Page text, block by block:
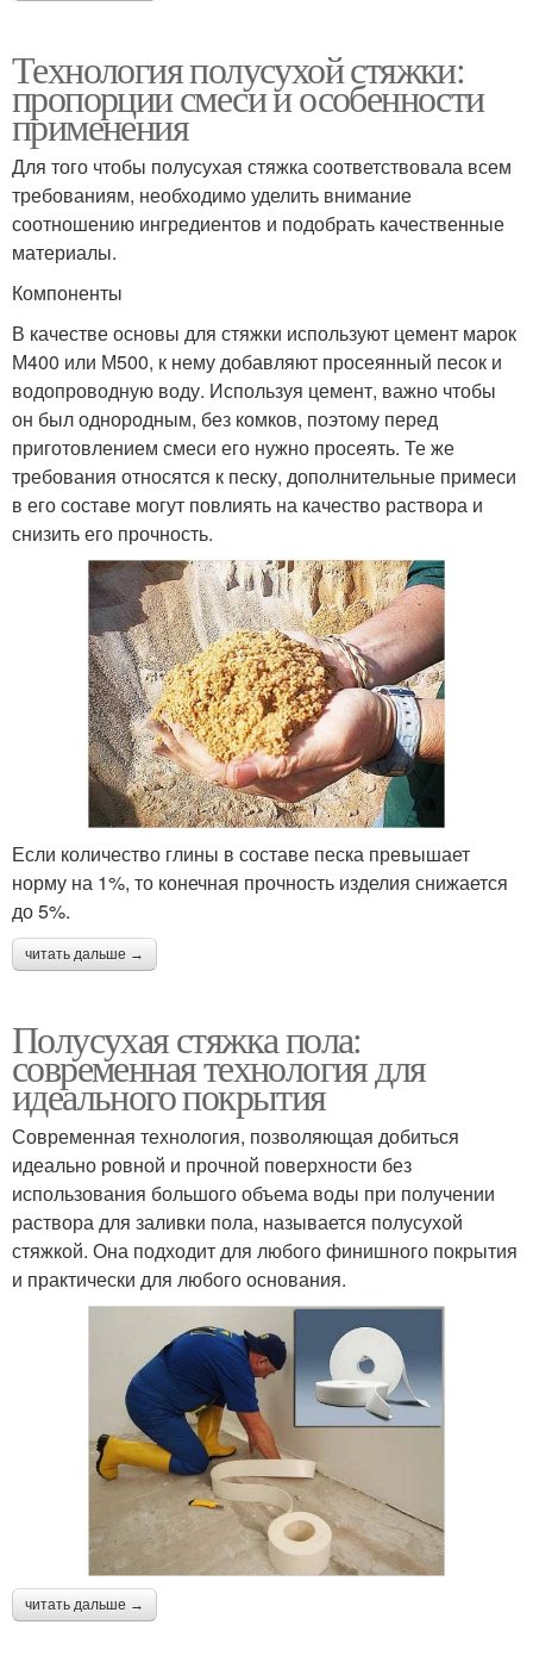
Технология полусухой стяжки:
пропорции смеси и особенности
применения
Для того чтобы полусухая стяжка соответствовала всем
требованиям, необходимо уделить внимание
соотношению ингредиентов и подобрать качественные
материалы.
Компоненты
В качестве основы для стяжки используют цемент марок
М400 или М500, к нему добавляют просеянный песок и
водопроводную воду. Используя цемент, важно чтобы
он был однородным, без комков, поэтому перед
приготовлением смеси его нужно просеять. Те же
требования относятся к песку, дополнительные примеси
в его составе могут повлиять на качество раствора и
снизить его прочность.
Если количество глины в составе песка превышает
норму на 1%, то конечная прочность изделия снижается
до 5%.
читать дальше →
Полусухая стяжка пола:
современная технология для
идеального покрытия
Современная технология, позволяющая добиться
идеально ровной и прочной поверхности без
использования большого объема воды при получении
раствора для заливки пола, называется полусухой
стяжкой. Она подходит для любого финишного покрытия
и практически для любого основания.
читать дальше →